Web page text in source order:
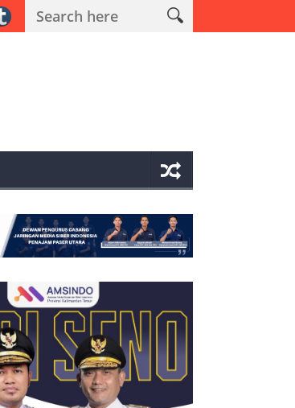
Mahakam 2026 Polres PPU Ungkap 19 Kasus Narkoba